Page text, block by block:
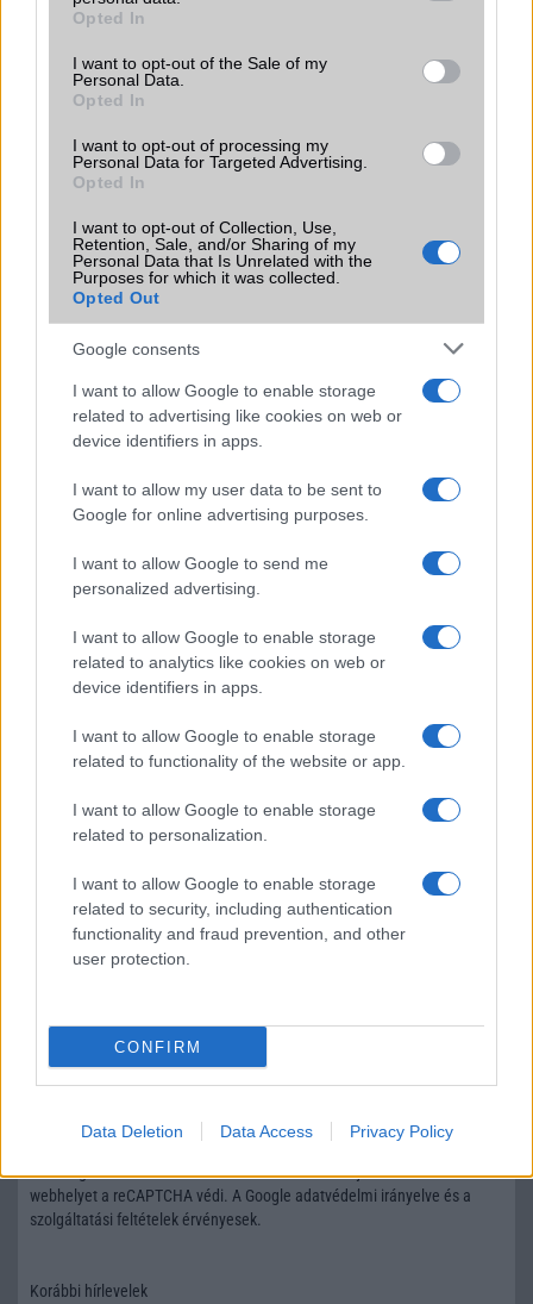
grant or deny consent to Google and its third-party tags to
use your data for below specified purposes in below Google
consent section.
Opted In
I want to opt-out of the Sale of my
Personal Data.
Opted In
I want to opt-out of processing my
Personal Data for Targeted Advertising.
Opted In
I want to opt-out of Collection, Use,
Retention, Sale, and/or Sharing of my
Personal Data that Is Unrelated with the
Purposes for which it was collected.
Opted Out
Google consents
I want to allow Google to enable storage
related to advertising like cookies on web or
device identifiers in apps.
I want to allow my user data to be sent to
Google for online advertising purposes.
I want to allow Google to send me
personalized advertising.
I want to allow Google to enable storage
related to analytics like cookies on web or
device identifiers in apps.
I want to allow Google to enable storage
related to functionality of the website or app.
I want to allow Google to enable storage
related to personalization.
I want to allow Google to enable storage
related to security, including authentication
functionality and fraud prevention, and other
user protection.
CONFIRM
Data Deletion Data Access Privacy Policy
Motorola
Samsung
Xiaomi
ZTE
Mennyibe kerül
Keressen a telefonboltok ajánlatai között!
TELEFONOK GYORSLISTA
Márka :
Feliratkozás a Telefonguru ingyenes hírlevelére
Elfogadom azAdatvédelmi és Adatkezelési TájékoztatótEzt a
webhelyet a reCAPTCHA védi. A Google adatvédelmi irányelve és a
szolgáltatási feltételek érvényesek.
Korábbi hírlevelek